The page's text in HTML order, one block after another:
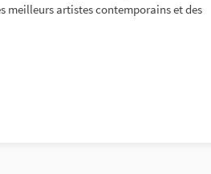
meilleurs artistes contemporains et des